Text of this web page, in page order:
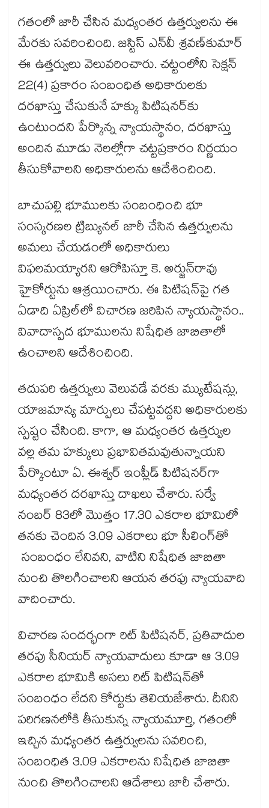
గతంలో జారీ చేసిన మధ్యంతర ఉత్తర్వులను ఈ
మేరకు సవరించింది. జస్టిస్‌‌ ఎన్‌‌వీ శ్రవణ్‌‌కుమార్‌‌
ఈ ఉత్తర్వులు వెలువరించారు. చట్టంలోని సెక్షన్‌‌
22(4) ప్రకారం సంబంధిత అధికారులకు
దరఖాస్తు చేసుకునే హక్కు పిటిషనర్‌‌కు
ఉంటుందని పేర్కొన్న న్యాయస్థానం, దరఖాస్తు
అందిన మూడు నెలల్లోగా చట్టప్రకారం నిర్ణయం
తీసుకోవాలని అధికారులను ఆదేశించింది.
బాచుపల్లి భూములకు సంబంధించి భూ
సంస్కరణల ట్రిబ్యునల్‌‌ జారీ చేసిన ఉత్తర్వులను
అమలు చేయడంలో అధికారులు
విఫలమయ్యారని ఆరోపిస్తూ కె. అర్జున్‌‌రావు
హైకోర్టును ఆశ్రయించారు. ఈ పిటిషన్‌‌పై గత
ఏడాది ఏప్రిల్‌‌లో విచారణ జరిపిన న్యాయస్థానం..
వివాదాస్పద భూములను నిషేధిత జాబితాలో
ఉంచాలని ఆదేశించింది.
తదుపరి ఉత్తర్వులు వెలువడే వరకు మ్యుటేషన్లు,
యాజమాన్య మార్పులు చేపట్టవద్దని అధికారులకు
స్పష్టం చేసింది. కాగా, ఆ మధ్యంతర ఉత్తర్వుల
వల్ల తమ హక్కులు ప్రభావితమవుతున్నాయని
పేర్కొంటూ ఏ. ఈశ్వర్‌‌ ఇంప్లీడ్ పిటిషనర్‌‌గా
మధ్యంతర దరఖాస్తు దాఖలు చేశారు. సర్వే
నంబర్‌‌ 83లో మొత్తం 17.30 ఎకరాల భూమిలో
తనకు చెందిన 3.09 ఎకరాలు భూ సీలింగ్‌‌తో
సంబంధం లేనివని, వాటిని నిషేధిత జాబితా
నుంచి తొలగించాలని ఆయన తరఫు న్యాయవాది
వాదించారు.
విచారణ సందర్భంగా రిట్‌‌ పిటిషనర్‌‌, ప్రతివాదుల
తరఫు సీనియర్‌‌ న్యాయవాదులు కూడా ఆ 3.09
ఎకరాల భూమికి అసలు రిట్‌‌ పిటిషన్‌‌తో
సంబంధం లేదని కోర్టుకు తెలియజేశారు. దీనిని
పరిగణనలోకి తీసుకున్న న్యాయమూర్తి, గతంలో
ఇచ్చిన మధ్యంతర ఉత్తర్వులను సవరించి,
సంబంధిత 3.09 ఎకరాలను నిషేధిత జాబితా
నుంచి తొలగించాలని ఆదేశాలు జారీ చేశారు.